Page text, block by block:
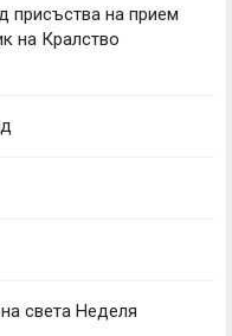
присъства на прием
на Кралство
света Неделя